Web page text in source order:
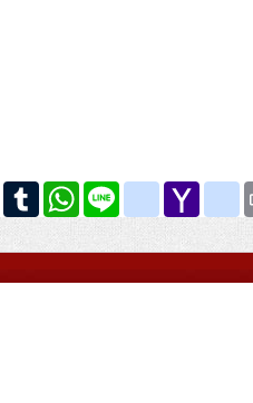
TumblrWhatsApp Line
google_bookmarks
Yahoo
yahoo_messenger